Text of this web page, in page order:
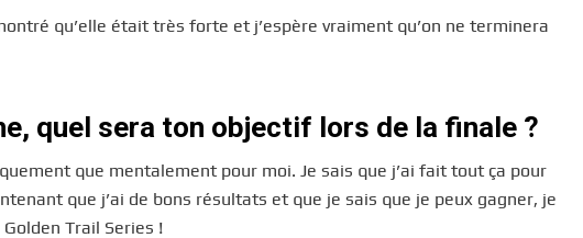
qu’elle était très forte et j’espère vraiment qu’on ne terminera
quel sera ton objectif lors de la finale ?
que mentalement pour moi. Je sais que j’ai fait tout ça pour
que j’ai de bons résultats et que je sais que je peux gagner, je
Trail Series !